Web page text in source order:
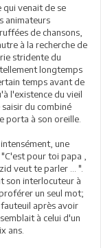
qui venait de se
animateurs
de chansons,
à la recherche de
stridente du
longtemps
temps avant de
l'existence du vieil
du combiné
porta à son oreille.
une
pour toi papa ,
veut te parler ... ".
son interlocuteur à
un seul mot;
après avoir
à celui d'un
ans.